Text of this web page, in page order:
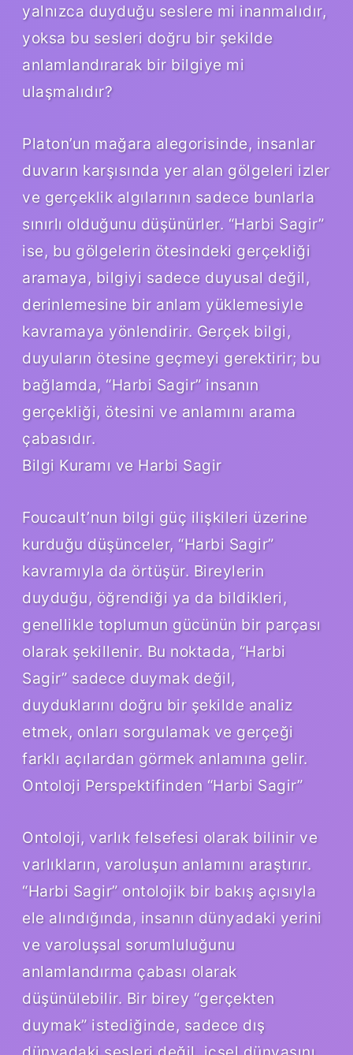
yalnızca duyduğu seslere mi inanmalıdır,
yoksa bu sesleri doğru bir şekilde
anlamlandırarak bir bilgiye mi
ulaşmalıdır?
Platon’un mağara alegorisinde, insanlar
duvarın karşısında yer alan gölgeleri izler
ve gerçeklik algılarının sadece bunlarla
sınırlı olduğunu düşünürler. “Harbi Sagir”
ise, bu gölgelerin ötesindeki gerçekliği
aramaya, bilgiyi sadece duyusal değil,
derinlemesine bir anlam yüklemesiyle
kavramaya yönlendirir. Gerçek bilgi,
duyuların ötesine geçmeyi gerektirir; bu
bağlamda, “Harbi Sagir” insanın
gerçekliği, ötesini ve anlamını arama
çabasıdır.
Bilgi Kuramı ve Harbi Sagir
Foucault’nun bilgi güç ilişkileri üzerine
kurduğu düşünceler, “Harbi Sagir”
kavramıyla da örtüşür. Bireylerin
duyduğu, öğrendiği ya da bildikleri,
genellikle toplumun gücünün bir parçası
olarak şekillenir. Bu noktada, “Harbi
Sagir” sadece duymak değil,
duyduklarını doğru bir şekilde analiz
etmek, onları sorgulamak ve gerçeği
farklı açılardan görmek anlamına gelir.
Ontoloji Perspektifinden “Harbi Sagir”
Ontoloji, varlık felsefesi olarak bilinir ve
varlıkların, varoluşun anlamını araştırır.
“Harbi Sagir” ontolojik bir bakış açısıyla
ele alındığında, insanın dünyadaki yerini
ve varoluşsal sorumluluğunu
anlamlandırma çabası olarak
düşünülebilir. Bir birey “gerçekten
duymak” istediğinde, sadece dış